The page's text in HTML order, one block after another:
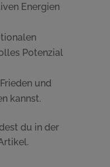
Energien
Potenzial
und
kannst.
du in der